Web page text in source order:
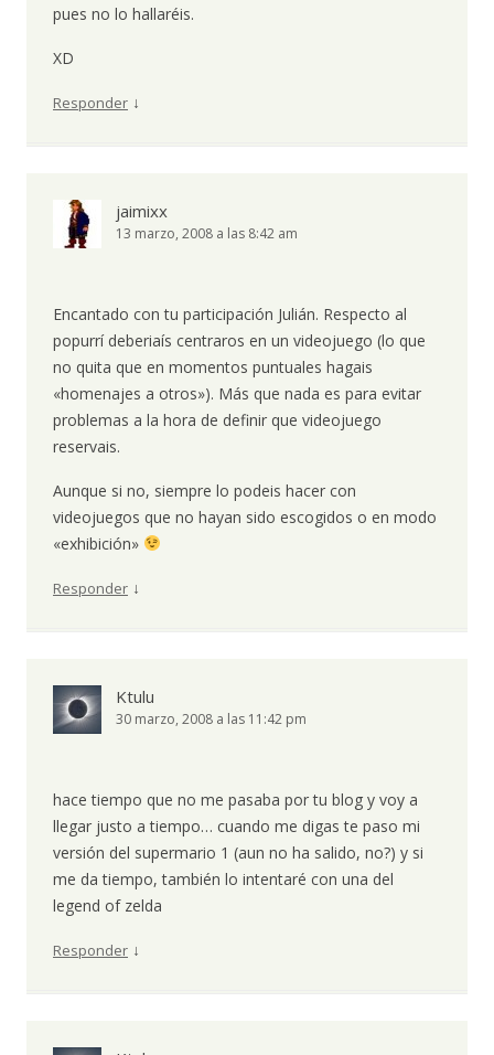
pues no lo hallaréis.
XD
Responder ↓
jaimixx
13 marzo, 2008 a las 8:42 am
Encantado con tu participación Julián. Respecto al
popurrí deberiaís centraros en un videojuego (lo que
no quita que en momentos puntuales hagais
«homenajes a otros»). Más que nada es para evitar
problemas a la hora de definir que videojuego
reservais.
Aunque si no, siempre lo podeis hacer con
videojuegos que no hayan sido escogidos o en modo
«exhibición»
Responder ↓
Ktulu
30 marzo, 2008 a las 11:42 pm
hace tiempo que no me pasaba por tu blog y voy a
llegar justo a tiempo… cuando me digas te paso mi
versión del supermario 1 (aun no ha salido, no?) y si
me da tiempo, también lo intentaré con una del
legend of zelda
Responder ↓